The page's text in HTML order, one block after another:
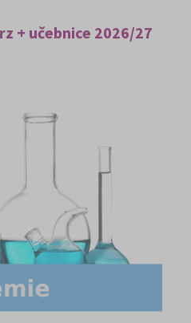
+ učebnice 2026/27